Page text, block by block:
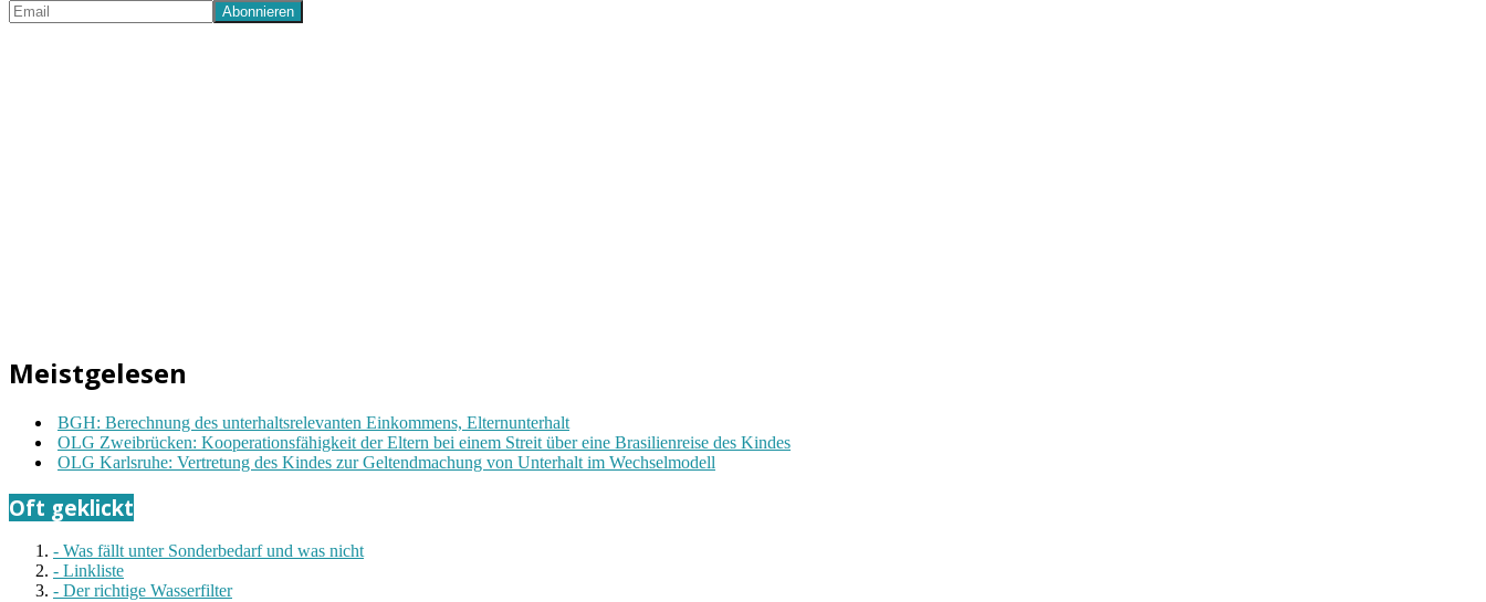
Meistgelesen
BGH: Berechnung des unterhaltsrelevanten Einkommens, Elternunterhalt
OLG Zweibrücken: Kooperationsfähigkeit der Eltern bei einem Streit über eine Brasilienreise des Kindes
OLG Karlsruhe: Vertretung des Kindes zur Geltendmachung von Unterhalt im Wechselmodell
Oft geklickt
- Was fällt unter Sonderbedarf und was nicht
- Linkliste
- Der richtige Wasserfilter